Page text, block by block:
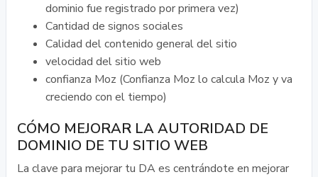
dominio fue registrado por primera vez)
Cantidad de signos sociales
Calidad del contenido general del sitio
velocidad del sitio web
confianza Moz (Confianza Moz lo calcula Moz y va
creciendo con el tiempo)
CÓMO MEJORAR LA AUTORIDAD DE
DOMINIO DE TU SITIO WEB
La clave para mejorar tu DA es centrándote en mejorar